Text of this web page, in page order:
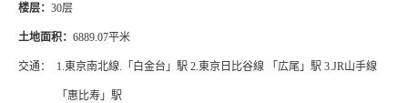
楼层： 30层
土地面积： 6889.07平米
交通： 1.東京南北線.「白金台」駅 2.東京日比谷線 「広尾」駅 3.JR山手線
「惠比寿」駅